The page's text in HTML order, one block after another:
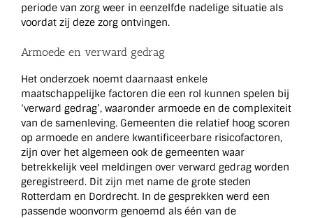
periode van zorg weer in eenzelfde nadelige situatie als
voordat zij deze zorg ontvingen.
Armoede en verward gedrag
Het onderzoek noemt daarnaast enkele
maatschappelijke factoren die een rol kunnen spelen bij
‘verward gedrag’, waaronder armoede en de complexiteit
van de samenleving. Gemeenten die relatief hoog scoren
op armoede en andere kwantificeerbare risicofactoren,
zijn over het algemeen ook de gemeenten waar
betrekkelijk veel meldingen over verward gedrag worden
geregistreerd. Dit zijn met name de grote steden
Rotterdam en Dordrecht. In de gesprekken werd een
passende woonvorm genoemd als één van de